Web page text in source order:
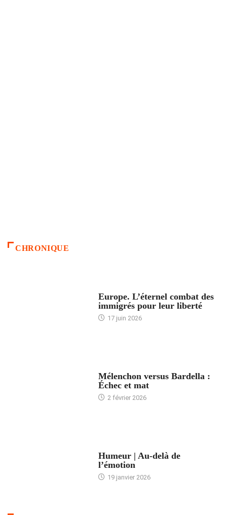
CHRONIQUE
Europe. L’éternel combat des
immigrés pour leur liberté
17 juin 2026
Mélenchon versus Bardella :
Échec et mat
2 février 2026
Humeur | Au-delà de
l’émotion
19 janvier 2026